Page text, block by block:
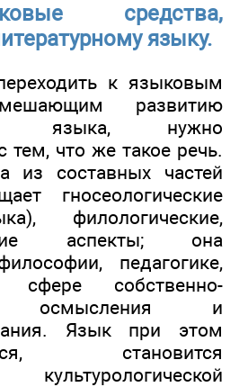
средства,
языку.
к языковым
развитию
языка, нужно
тем, что же такое речь.
из составных частей
гносеологические
филологические,
аспекты; она
педагогике,
сфере собственно-
осмысления и
Язык при этом
становится